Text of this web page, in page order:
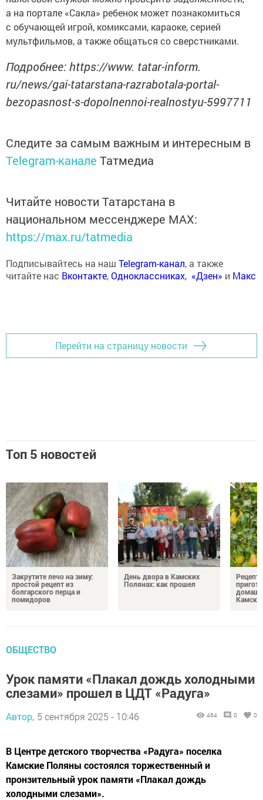
а на портале «Сакла» ребенок может познакомиться
с обучающей игрой, комиксами, караоке, серией
мультфильмов, а также общаться со сверстниками.
Подробнее: https://www. tatar-inform.
ru/news/gai-tatarstana-razrabotala-portal-
bezopasnost-s-dopolnennoi-realnostyu-5997711
Следите за самым важным и интересным в
Telegram-канале Татмедиа
Читайте новости Татарстана в
национальном мессенджере MАХ:
https://max.ru/tatmedia
Подписывайтесь на наш Telegram-канал, а также
читайте нас Вконтакте,Одноклассниках, «Дзен» и Макс
Перейти на страницу новости
Топ 5 новостей
Закрутите лечо на зиму:
простой рецепт из
болгарского перца и
помидоров
День двора в Камских
Полянах: как прошел
ОБЩЕСТВО
Урок памяти «Плакал дождь холодными
слезами» прошел в ЦДТ «Радуга»
Автор, 5 сентября 2025 - 10:46 464 0 0
В Центре детского творчества «Радуга» поселка
Камские Поляны состоялся торжественный и
пронзительный урок памяти «Плакал дождь
холодными слезами».